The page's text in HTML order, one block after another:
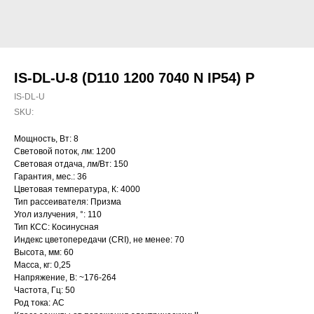
IS-DL-U-8 (D110 1200 7040 N IP54) P
IS-DL-U
SKU:
Мощность, Вт: 8
Световой поток, лм: 1200
Световая отдача, лм/Вт: 150
Гарантия, мес.: 36
Цветовая температура, К: 4000
Тип рассеивателя: Призма
Угол излучения, °: 110
Тип КСС: Косинусная
Индекс цветопередачи (CRI), не менее: 70
Высота, мм: 60
Масса, кг: 0,25
Напряжение, В: ~176-264
Частота, Гц: 50
Род тока: AC